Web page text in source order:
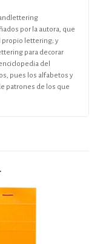
por la autora, que
propio lettering; y
para decorar
del
pues los alfabetos y
patrones de los que